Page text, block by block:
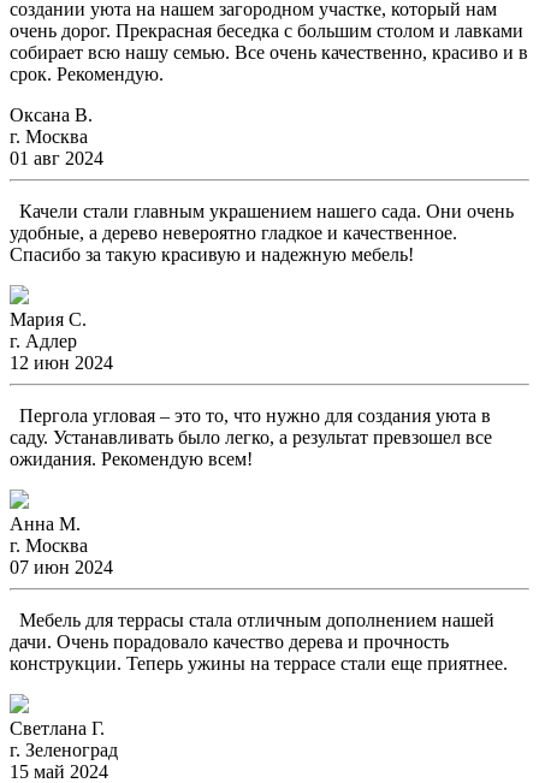
создании уюта на нашем загородном участке, который нам
очень дорог. Прекрасная беседка с большим столом и лавками
собирает всю нашу семью. Все очень качественно, красиво и в
срок. Рекомендую.
Оксана В.
г. Москва
01 авг 2024
Качели стали главным украшением нашего сада. Они очень
удобные, а дерево невероятно гладкое и качественное.
Спасибо за такую красивую и надежную мебель!
Мария С.
г. Адлер
12 июн 2024
Пергола угловая – это то, что нужно для создания уюта в
саду. Устанавливать было легко, а результат превзошел все
ожидания. Рекомендую всем!
Анна М.
г. Москва
07 июн 2024
Мебель для террасы стала отличным дополнением нашей
дачи. Очень порадовало качество дерева и прочность
конструкции. Теперь ужины на террасе стали еще приятнее.
Светлана Г.
г. Зеленоград
15 май 2024